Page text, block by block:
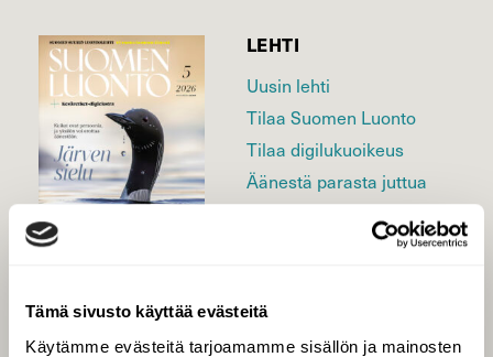
Tämä sivusto käyttää evästeitä
Käytämme evästeitä tarjoamamme sisällön ja mainosten
LEHTI
Uusin lehti
Tilaa Suomen Luonto
Tilaa digilukuoikeus
Äänestä parasta juttua
SUOMEN LUONNON­
SUOJELU­LIITTO